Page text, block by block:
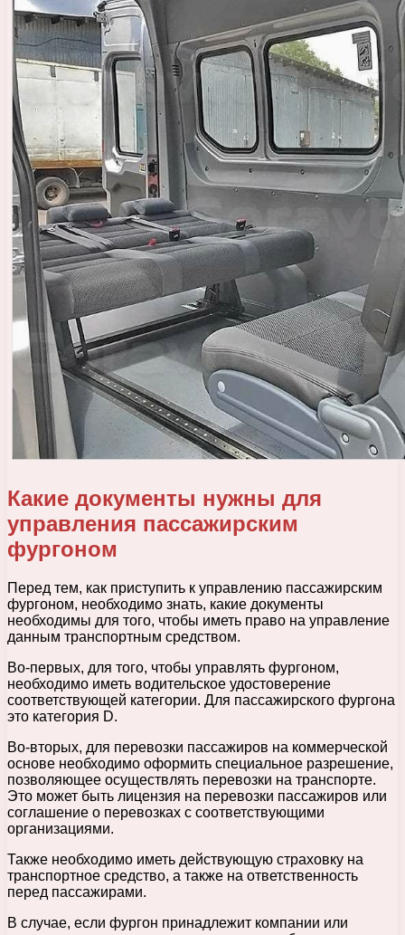
Какие документы нужны для
управления пассажирским
фургоном
Перед тем, как приступить к управлению пассажирским
фургоном, необходимо знать, какие документы
необходимы для того, чтобы иметь право на управление
данным транспортным средством.
Во-первых, для того, чтобы управлять фургоном,
необходимо иметь водительское удостоверение
соответствующей категории. Для пассажирского фургона
это категория D.
Во-вторых, для перевозки пассажиров на коммерческой
основе необходимо оформить специальное разрешение,
позволяющее осуществлять перевозки на транспорте.
Это может быть лицензия на перевозки пассажиров или
соглашение о перевозках с соответствующими
организациями.
Также необходимо иметь действующую страховку на
транспортное средство, а также на ответственность
перед пассажирами.
В случае, если фургон принадлежит компании или